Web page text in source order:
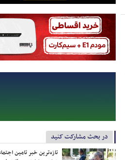
در بحث مشارکت کنید
تازه‌ترین خبر تامین